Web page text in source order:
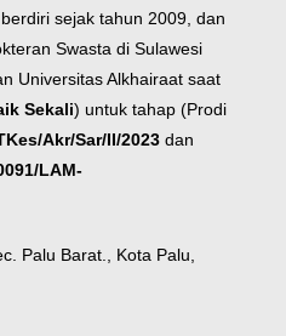
sejak tahun 2009, dan
Swasta di Sulawesi
Universitas Alkhairaat saat
Sekali) untuk tahap (Prodi
Akr/Sar/II/2023 dan
LAM-
Palu Barat., Kota Palu,